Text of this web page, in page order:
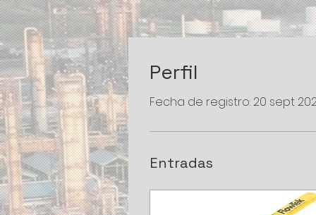
Perfil
Fecha de registro: 20 sept
Entradas